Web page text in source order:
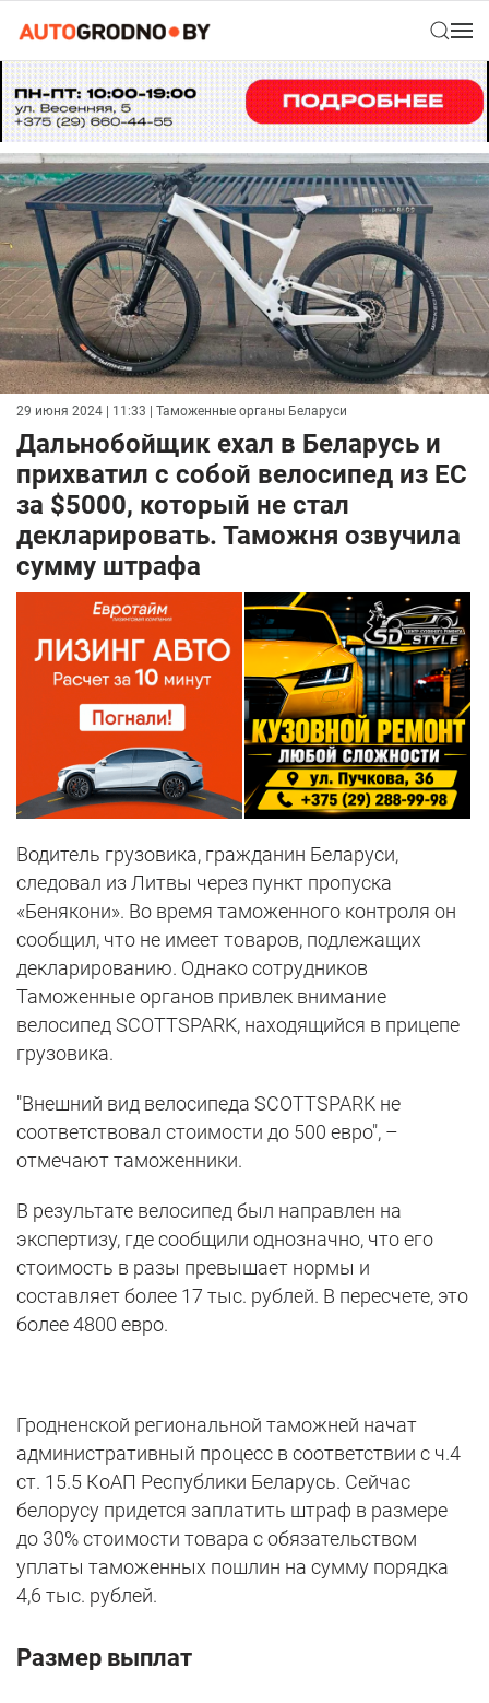
29 июня 2024 | 11:33 | Таможенные органы Беларуси
Дальнобойщик ехал в Беларусь и
прихватил с собой велосипед из ЕС
за $5000, который не стал
декларировать. Таможня озвучила
сумму штрафа
Водитель грузовика, гражданин Беларуси,
следовал из Литвы через пункт пропуска
«Бенякони». Во время таможенного контроля он
сообщил, что не имеет товаров, подлежащих
декларированию. Однако сотрудников
Таможенные органов привлек внимание
велосипед SCOTTSPARK, находящийся в прицепе
грузовика.
"Внешний вид велосипеда SCOTTSPARK не
соответствовал стоимости до 500 евро", –
отмечают таможенники.
В результате велосипед был направлен на
экспертизу, где сообщили однозначно, что его
стоимость в разы превышает нормы и
составляет более 17 тыс. рублей. В пересчете, это
более 4800 евро.
Гродненской региональной таможней начат
административный процесс в соответствии с ч.4
ст. 15.5 КоАП Республики Беларусь. Сейчас
белорусу придется заплатить штраф в размере
до 30% стоимости товара с обязательством
уплаты таможенных пошлин на сумму порядка
4,6 тыс. рублей.
Размер выплат